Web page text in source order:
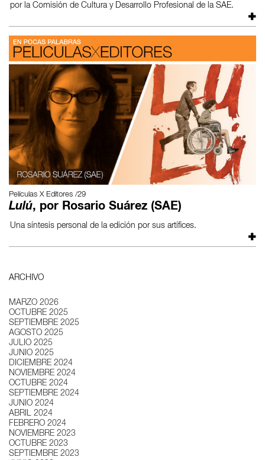
por la Comisión de Cultura y Desarrollo Profesional de la SAE.
Películas X Editores /29
Lulú, por Rosario Suárez (SAE)
Una síntesis personal de la edición por sus artífices.
ARCHIVO
MARZO 2026
OCTUBRE 2025
SEPTIEMBRE 2025
AGOSTO 2025
JULIO 2025
JUNIO 2025
DICIEMBRE 2024
NOVIEMBRE 2024
OCTUBRE 2024
SEPTIEMBRE 2024
JUNIO 2024
ABRIL 2024
FEBRERO 2024
NOVIEMBRE 2023
OCTUBRE 2023
SEPTIEMBRE 2023